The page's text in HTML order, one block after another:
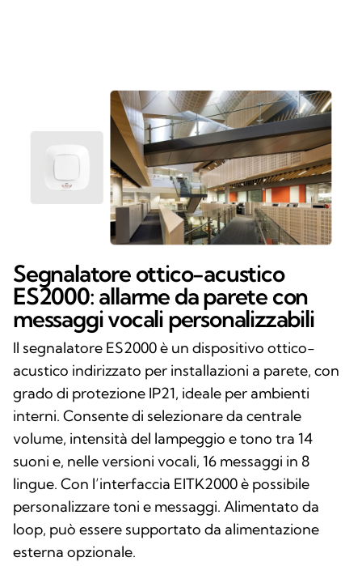
Segnalatore ottico-acustico
ES2000: allarme da parete con
messaggi vocali personalizzabili
Il segnalatore ES2000 è un dispositivo ottico-
acustico indirizzato per installazioni a parete, con
grado di protezione IP21, ideale per ambienti
interni. Consente di selezionare da centrale
volume, intensità del lampeggio e tono tra 14
suoni e, nelle versioni vocali, 16 messaggi in 8
lingue. Con l’interfaccia EITK2000 è possibile
personalizzare toni e messaggi. Alimentato da
loop, può essere supportato da alimentazione
esterna opzionale.